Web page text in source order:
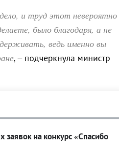
и труд этот невероятно
было благодаря, а не
ведь именно вы
, – подчеркнула министр
на конкурс «Спасибо